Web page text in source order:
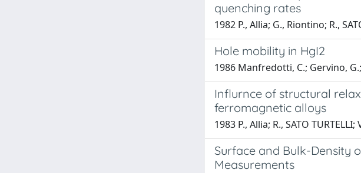
quenching rates
1982 P., Allia; G., Riontino; R.,
Hole mobility in HgI2
1986 Manfredotti, C.; Gervino,
Influrnce of structural
ferromagnetic alloys
1983 P., Allia; R., SATO
Surface and Bulk-Density
Measurements